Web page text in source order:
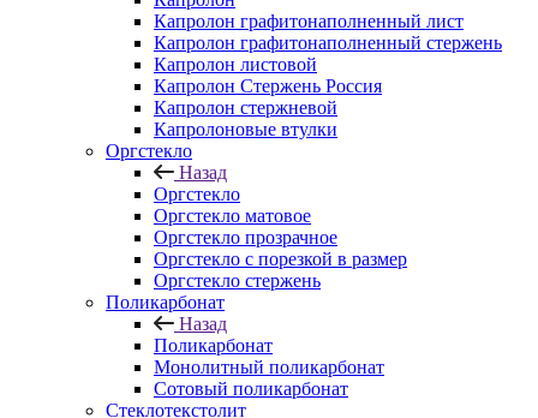
Капролон графитонаполненный лист
Капролон графитонаполненный стержень
Капролон листовой
Капролон Стержень Россия
Капролон стержневой
Капролоновые втулки
Оргстекло
Назад
Оргстекло
Оргстекло матовое
Оргстекло прозрачное
Оргстекло с порезкой в размер
Оргстекло стержень
Поликарбонат
Назад
Поликарбонат
Монолитный поликарбонат
Сотовый поликарбонат
Стеклотекстолит